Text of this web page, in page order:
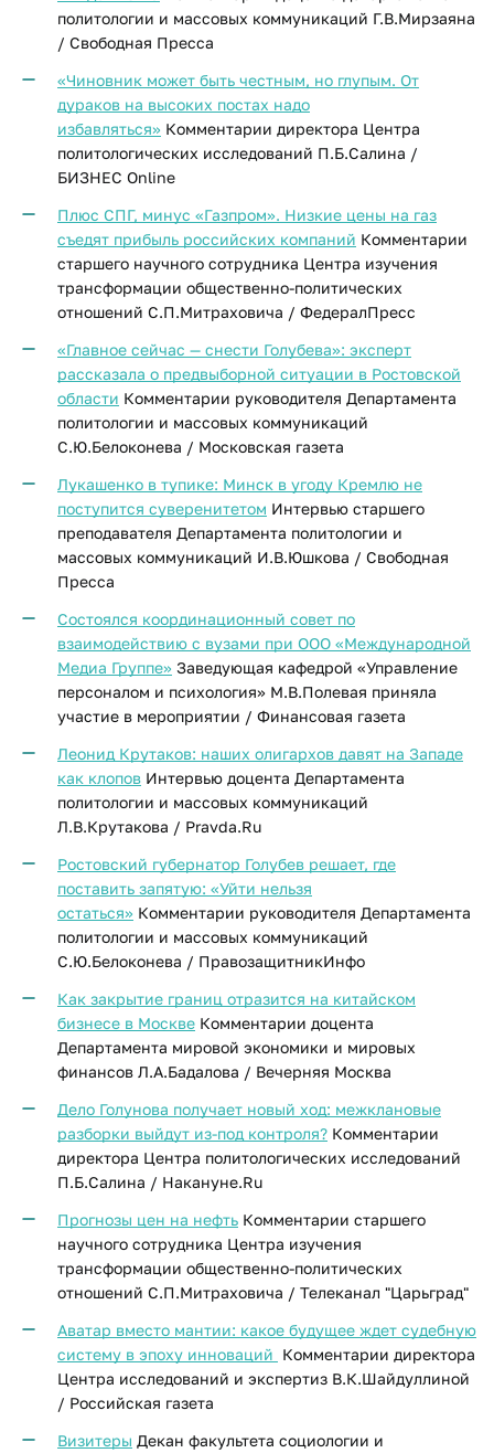
политологии и массовых коммуникаций Г.В.Мирзаяна
/ Свободная Пресса
«Чиновник может быть честным, но глупым. От
дураков на высоких постах надо
избавляться» Комментарии директора Центра
политологических исследований П.Б.Салина /
БИЗНЕС Online
Плюс СПГ, минус «Газпром». Низкие цены на газ
съедят прибыль российских компаний Комментарии
старшего научного сотрудника Центра изучения
трансформации общественно-политических
отношений С.П.Митраховича / ФедералПресс
«Главное сейчас — снести Голубева»: эксперт
рассказала о предвыборной ситуации в Ростовской
области Комментарии руководителя Департамента
политологии и массовых коммуникаций
С.Ю.Белоконева / Московская газета
Лукашенко в тупике: Минск в угоду Кремлю не
поступится суверенитетом Интервью старшего
преподавателя Департамента политологии и
массовых коммуникаций И.В.Юшкова / Свободная
Пресса
Состоялся координационный совет по
взаимодействию с вузами при ООО «Международной
Медиа Группе» Заведующая кафедрой «Управление
персоналом и психология» М.В.Полевая приняла
участие в мероприятии / Финансовая газета
Леонид Крутаков: наших олигархов давят на Западе
как клопов Интервью доцента Департамента
политологии и массовых коммуникаций
Л.В.Крутакова / Pravda.Ru
Ростовский губернатор Голубев решает, где
поставить запятую: «Уйти нельзя
остаться» Комментарии руководителя Департамента
политологии и массовых коммуникаций
С.Ю.Белоконева / ПравозащитникИнфо
Как закрытие границ отразится на китайском
бизнесе в Москве Комментарии доцента
Департамента мировой экономики и мировых
финансов Л.А.Бадалова / Вечерняя Москва
Дело Голунова получает новый ход: межклановые
разборки выйдут из-под контроля? Комментарии
директора Центра политологических исследований
П.Б.Салина / Накануне.Ru
Прогнозы цен на нефть Комментарии старшего
научного сотрудника Центра изучения
трансформации общественно-политических
отношений С.П.Митраховича / Телеканал "Царьград"
Аватар вместо мантии: какое будущее ждет судебную
систему в эпоху инноваций Комментарии директора
Центра исследований и экспертиз В.К.Шайдуллиной
/ Российская газета
Визитеры Декан факультета социологии и